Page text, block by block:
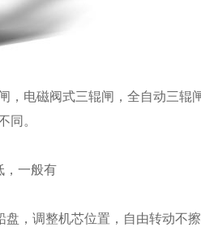
，电磁阀式三辊闸，全自动三辊
同。
，一般有
，调整机芯位置，自由转动不